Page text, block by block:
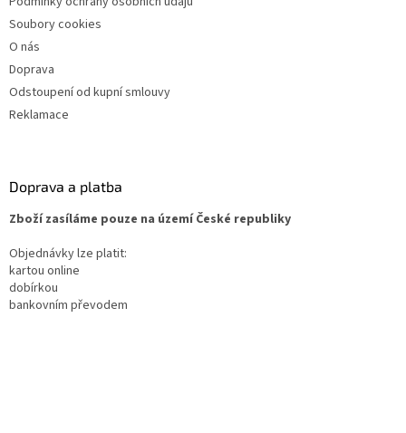
Soubory cookies
O nás
Doprava
Odstoupení od kupní smlouvy
Reklamace
Doprava a platba
Zboží zasíláme pouze na území České republiky
Objednávky lze platit:
kartou online
dobírkou
bankovním převodem